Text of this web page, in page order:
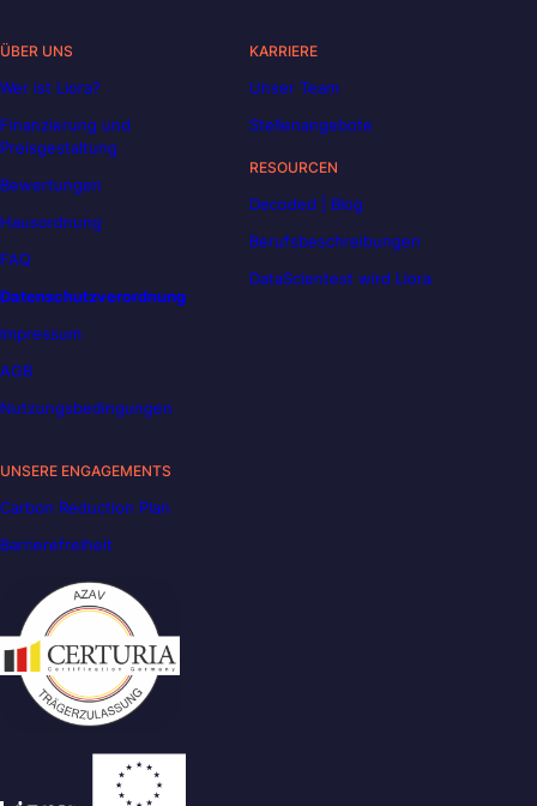
ÜBER UNS
Wer ist Liora?
Finanzierung und
Preisgestaltung
Bewertungen
Hausordnung
FAQ
Datenschutzverordnung
Impressum
AGB
Nutzungsbedingungen
KARRIERE
Unser Team
Stellenangebote
RESOURCEN
Decoded | Blog
Berufsbeschreibungen
DataScientest wird Liora
UNSERE ENGAGEMENTS
Carbon Reduction Plan
Barrierefreiheit